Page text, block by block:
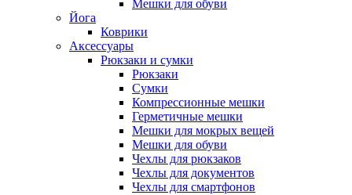
Мешки для обуви
Йога
Коврики
Аксессуары
Рюкзаки и сумки
Рюкзаки
Сумки
Компрессионные мешки
Герметичные мешки
Мешки для мокрых вещей
Мешки для обуви
Чехлы для рюкзаков
Чехлы для документов
Чехлы для смартфонов